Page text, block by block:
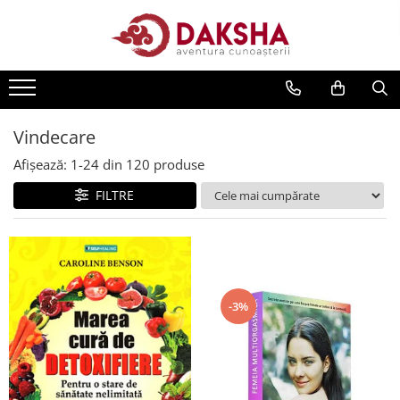
Editura Daksha
Seria David Icke
Seria Immanuel Velikovsky
Dezvăluiri
Spiritualitate
Extratereștrii
OZN
Transformare spirituală
Psihologie
Vindecare
Afișează: 1-24 din 120 produse
FILTRE
-3%